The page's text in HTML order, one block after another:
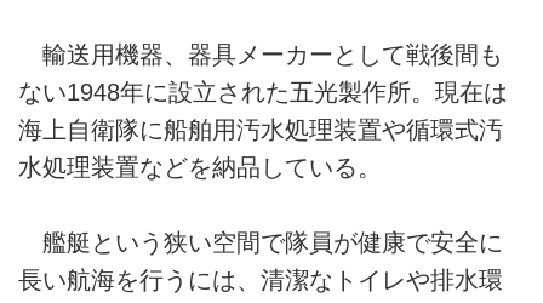
輸送用機器、器具メーカーとして戦後間も
ない1948年に設立された五光製作所。現在は
海上自衛隊に船舶用汚水処理装置や循環式汚
水処理装置などを納品している。
艦艇という狭い空間で隊員が健康で安全に
長い航海を行うには、清潔なトイレや排水環